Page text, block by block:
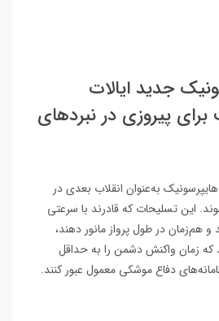
جدید ایالات
پیروزی در نبردهای
به‌عنوان انقلاب بعدی در
این تسلیحات که قادرند با سرعتی
کنند و هم‌زمان در طول پرواز مانور دهند،
که زمان واکنش دشمن را به حداقل
دفاع موشکی معمول عبور کنند.